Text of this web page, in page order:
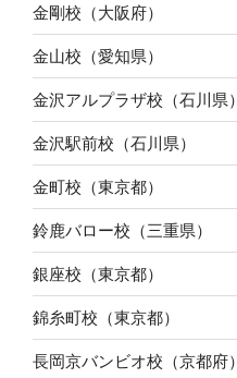
金剛校（大阪府）
金山校（愛知県）
金沢アルプラザ校（石川県）
金沢駅前校（石川県）
金町校（東京都）
鈴鹿バロー校（三重県）
銀座校（東京都）
錦糸町校（東京都）
長岡京バンビオ校（京都府）